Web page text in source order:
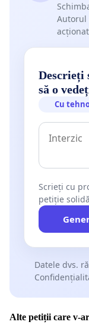
Autorul
Descrieți
să o
Cu
Scrieți cu
petiție
Datele dvs.
Alte petiții care v-